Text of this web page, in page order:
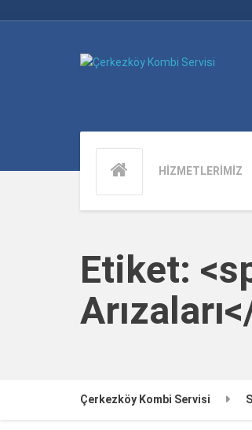
HİZMETLERİMİZ
Etiket:
Çerkezköy Kombi Servisi